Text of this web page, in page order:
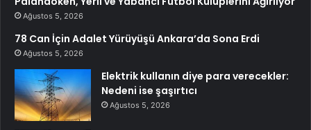
Ağustos 5, 2026
78 Can İçin Adalet Yürüyüşü Ankara’da Sona Erdi
Ağustos 5, 2026
Elektrik kullanın diye para verecekler:
Nedeni ise şaşırtıcı
Ağustos 5, 2026